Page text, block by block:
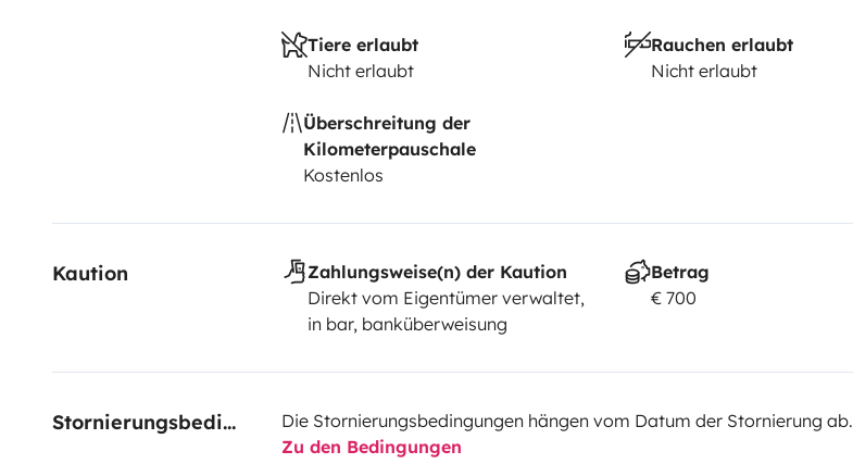
Tiere erlaubt
Nicht erlaubt
Rauchen erlaubt
Nicht erlaubt
Überschreitung der
Kilometerpauschale
Kostenlos
Kaution
Zahlungsweise(n) der Kaution
Direkt vom Eigentümer verwaltet,
in bar, banküberweisung
Betrag
€ 700
Stornierungsbedingungen
Die Stornierungsbedingungen hängen vom Datum der Stornierung ab.
Zu den Bedingungen